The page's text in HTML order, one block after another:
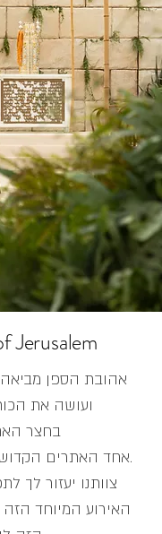
Jerusalem
אהובת הספן
ועושה את
בחצר
אחד האתרים הקדושים ביותר ביהדות.
צוותנו יעזור לך
האירוע המיוחד